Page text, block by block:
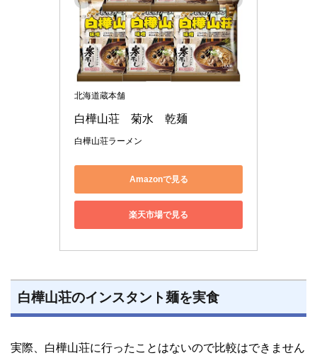
北海道蔵本舗
白樺山荘　菊水　乾麺
白樺山荘ラーメン
Amazonで見る
楽天市場で見る
白樺山荘のインスタント麺を実食
実際、白樺山荘に行ったことはないので比較はできません